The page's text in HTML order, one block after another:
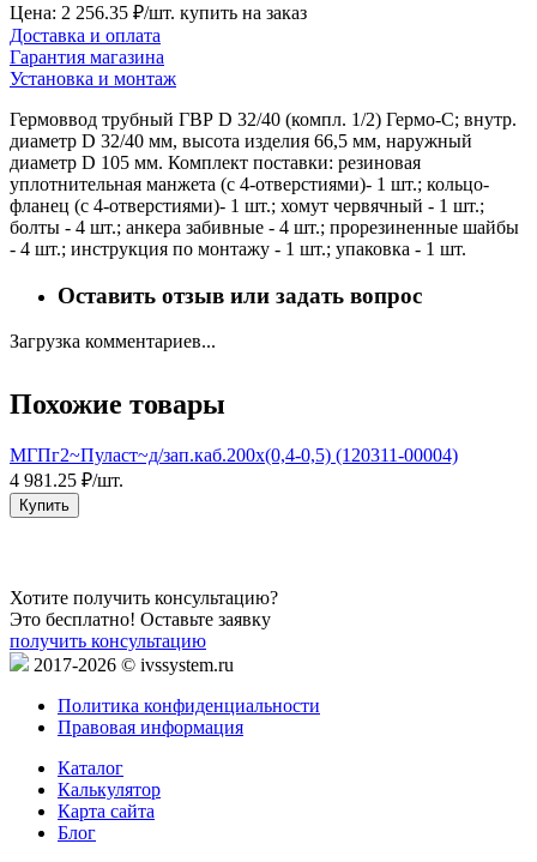
Цена: 2 256.35 ₽/шт. купить на заказ
Доставка и оплата
Гарантия магазина
Установка и монтаж
Гермоввод трубный ГВР D 32/40 (компл. 1/2) Гермо-С; внутр.
диаметр D 32/40 мм, высота изделия 66,5 мм, наружный
диаметр D 105 мм. Комплект поставки: резиновая
уплотнительная манжета (с 4-отверстиями)- 1 шт.; кольцо-
фланец (с 4-отверстиями)- 1 шт.; хомут червячный - 1 шт.;
болты - 4 шт.; анкера забивные - 4 шт.; прорезиненные шайбы
- 4 шт.; инструкция по монтажу - 1 шт.; упаковка - 1 шт.
Оставить отзыв или задать вопрос
Загрузка комментариев...
Похожие товары
МГПг2~Пуласт~д/зап.каб.200х(0,4-0,5) (120311-00004)
4 981.25 ₽/шт.
Купить
Хотите получить консультацию?
Это бесплатно! Оставьте заявку
получить консультацию
2017-2026 © ivssystem.ru
Политика конфиденциальности
Правовая информация
Каталог
Калькулятор
Карта сайта
Блог